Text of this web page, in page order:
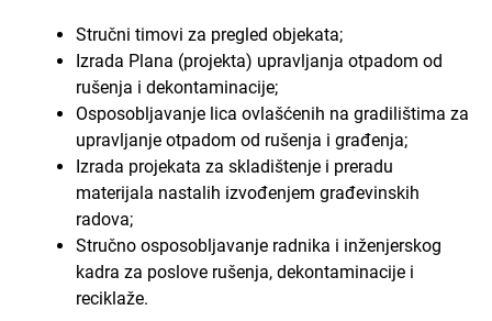
Stručni timovi za pregled objekata;
Izrada Plana (projekta) upravljanja otpadom od
rušenja i dekontaminacije;
Osposobljavanje lica ovlašćenih na gradilištima za
upravljanje otpadom od rušenja i građenja;
Izrada projekata za skladištenje i preradu
materijala nastalih izvođenjem građevinskih
radova;
Stručno osposobljavanje radnika i inženjerskog
kadra za poslove rušenja, dekontaminacije i
reciklaže.